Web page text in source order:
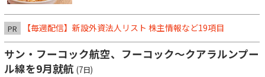
PR 【毎週配信】新設外資法人リスト 株主情報など19項目
サン・フーコック航空、フーコック～クアラルンプー
ル線を9月就航 (7日)